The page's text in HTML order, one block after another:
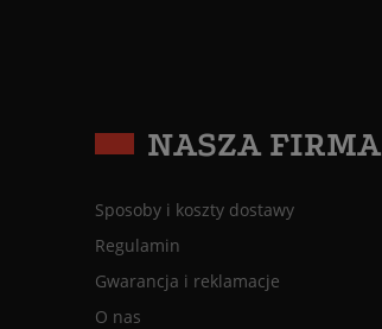
NASZA FIRMA
Sposoby i koszty dostawy
Regulamin
Gwarancja i reklamacje
O nas